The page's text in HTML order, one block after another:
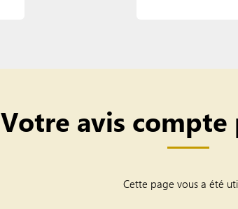
Votre avis compte
Cette page vous a été